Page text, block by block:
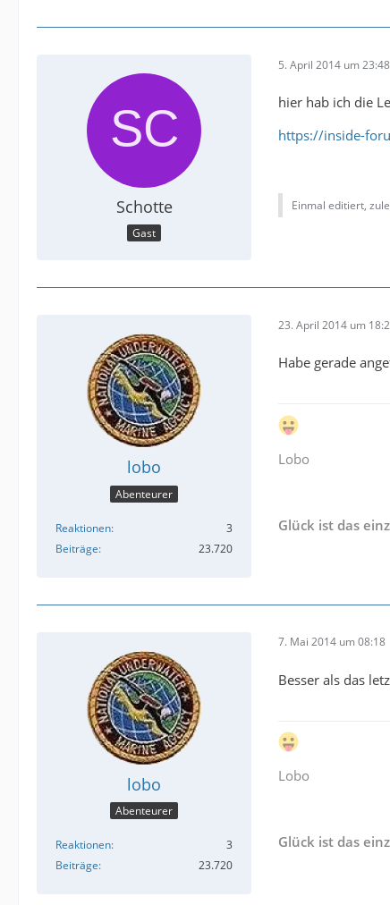
Schotte
Gast
5. April 2014 um 23:48
hier hab ich die
https://inside-
Einmal editiert,
lobo
Abenteurer
Reaktionen
3
Beiträge
23.720
23. April 2014 um
Habe gerade
Lobo
Glück ist das
lobo
Abenteurer
Reaktionen
3
Beiträge
23.720
7. Mai 2014 um 08:18
Besser als das
Lobo
Glück ist das